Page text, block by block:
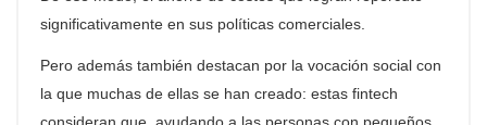
significativamente en sus políticas comerciales.
Pero además también destacan por la vocación social con
la que muchas de ellas se han creado: estas fintech